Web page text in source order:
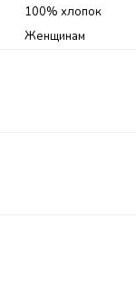
100% хлопок
Женщинам